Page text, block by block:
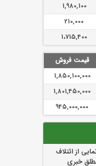
1,980,100
210,000
1،715,400
قیمت فروش
1,850,100,000
1,801,450,000
945,000,000
از ائتلاف‌
خبری